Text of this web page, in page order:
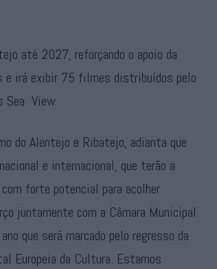
até 2027, reforçando o apoio da
e irá exibir 75 filmes distribuídos pelo
Sea View.
do Alentejo e Ribatejo, adianta que
e internacional, que terão a
forte potencial para acolher
juntamente com a Câmara Municipal
que será marcado pelo regresso da
Europeia da Cultura. Estamos